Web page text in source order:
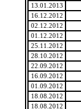
13.01.2013
16.12.2012
02.12.2012
01.12.2012
25.11.2012
28.10.2012
22.09.2012
16.09.2012
01.09.2012
18.08.2012
18.08.2012